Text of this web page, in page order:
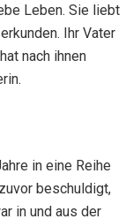
Leben. Sie liebt
Ihr Vater
nach ihnen
in eine Reihe
beschuldigt,
in und aus der